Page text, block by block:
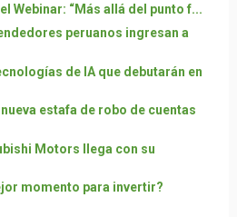
Webinar: “Más allá del punto f...
peruanos ingresan a
de IA que debutarán en
estafa de robo de cuentas
Motors llega con su
momento para invertir?